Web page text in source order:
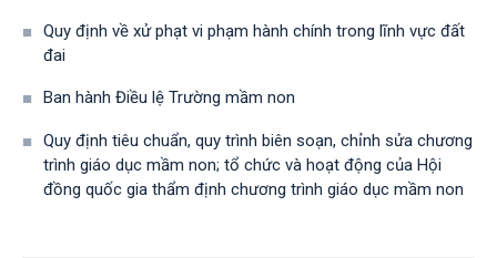
Quy định về xử phạt vi phạm hành chính trong lĩnh vực đất
đai
Ban hành Điều lệ Trường mầm non
Quy định tiêu chuẩn, quy trình biên soạn, chỉnh sửa chương
trình giáo dục mầm non; tổ chức và hoạt động của Hội
đồng quốc gia thẩm định chương trình giáo dục mầm non